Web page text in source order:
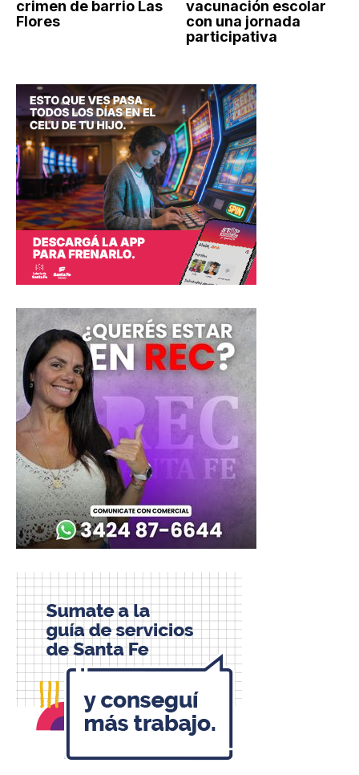
crimen de barrio Las
Flores
vacunación escolar
con una jornada
participativa